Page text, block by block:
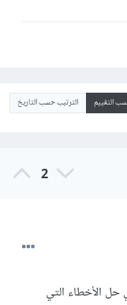
التقييم الترتيب حسب التاريخ
2
الأخطاء التي